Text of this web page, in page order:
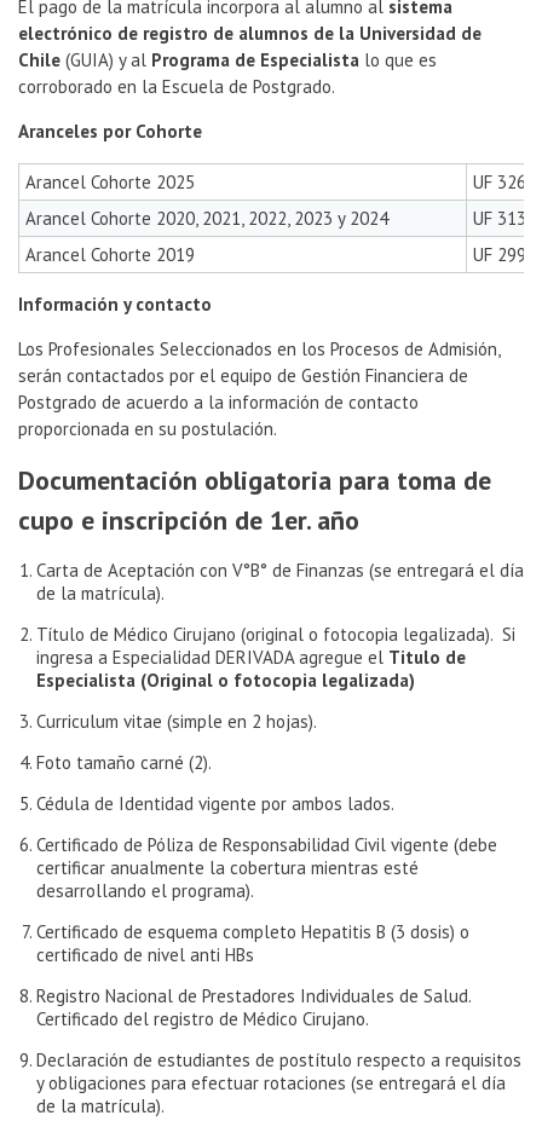
El pago de la matrícula incorpora al alumno al sistema
electrónico de registro de alumnos de la Universidad de
Chile (GUIA) y al Programa de Especialista lo que es
corroborado en la Escuela de Postgrado.
Aranceles por Cohorte
Arancel Cohorte 2025
UF 326
Arancel Cohorte 2020, 2021, 2022, 2023 y 2024
UF 313
Arancel Cohorte 2019
UF 299
Información y contacto
Los Profesionales Seleccionados en los Procesos de Admisión,
serán contactados por el equipo de Gestión Financiera de
Postgrado de acuerdo a la información de contacto
proporcionada en su postulación.
Documentación obligatoria para toma de
cupo e inscripción de 1er. año
Carta de Aceptación con V°B° de Finanzas (se entregará el día
de la matrícula).
Título de Médico Cirujano (original o fotocopia legalizada). Si
ingresa a Especialidad DERIVADA agregue el Titulo de
Especialista (Original o fotocopia legalizada)
Curriculum vitae (simple en 2 hojas).
Foto tamaño carné (2).
Cédula de Identidad vigente por ambos lados.
Certificado de Póliza de Responsabilidad Civil vigente (debe
certificar anualmente la cobertura mientras esté
desarrollando el programa).
Certificado de esquema completo Hepatitis B (3 dosis) o
certificado de nivel anti HBs
Registro Nacional de Prestadores Individuales de Salud.
Certificado del registro de Médico Cirujano.
Declaración de estudiantes de postítulo respecto a requisitos
y obligaciones para efectuar rotaciones (se entregará el día
de la matrícula).